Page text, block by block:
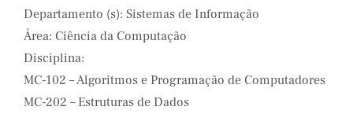
Departamento (s): Sistemas de Informação
Área: Ciência da Computação
Disciplina:
MC-102 – Algoritmos e Programação de Computadores
MC-202 – Estruturas de Dados